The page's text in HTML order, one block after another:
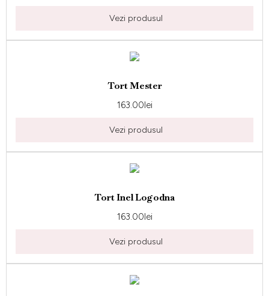
Vezi produsul
Tort Mester
163.00lei
Vezi produsul
Tort Inel Logodna
163.00lei
Vezi produsul